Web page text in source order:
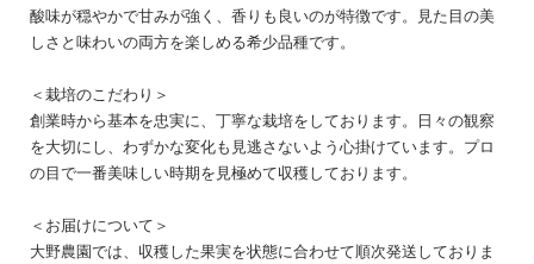
酸味が穏やかで甘みが強く、香りも良いのが特徴です。見た目の美
しさと味わいの両方を楽しめる希少品種です。
＜栽培のこだわり＞
創業時から基本を忠実に、丁寧な栽培をしております。日々の観察
を大切にし、わずかな変化も見逃さないよう心掛けています。プロ
の目で一番美味しい時期を見極めて収穫しております。
＜お届けについて＞
大野農園では、収穫した果実を状態に合わせて順次発送しておりま